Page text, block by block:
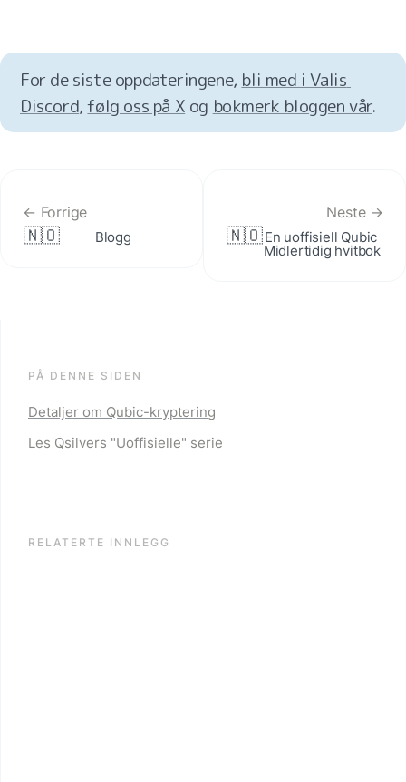
For de siste oppdateringene, bli med i Valis
Discord, følg oss på X og bokmerk bloggen vår.
← Forrige
🇳🇴 Blogg
Neste →
🇳🇴En uoffisiell Qubic
Midlertidig hvitbok
PÅ DENNE SIDEN
Detaljer om Qubic-kryptering
Les Qsilvers "Uoffisielle" serie
RELATERTE INNLEGG